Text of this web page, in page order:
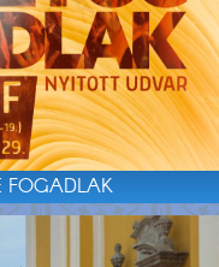
FOGADLAK